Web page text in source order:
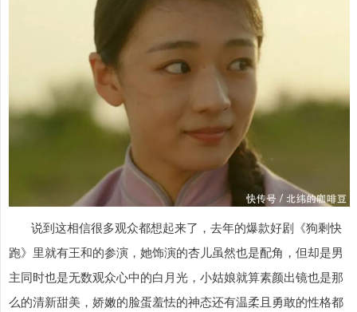
说到这相信很多观众都想起来了，去年的爆款好剧《狗剩快
跑》里就有王和的参演，她饰演的杏儿虽然也是配角，但却是男
主同时也是无数观众心中的白月光，小姑娘就算素颜出镜也是那
么的清新甜美，娇嫩的脸蛋羞怯的神态还有温柔且勇敢的性格都